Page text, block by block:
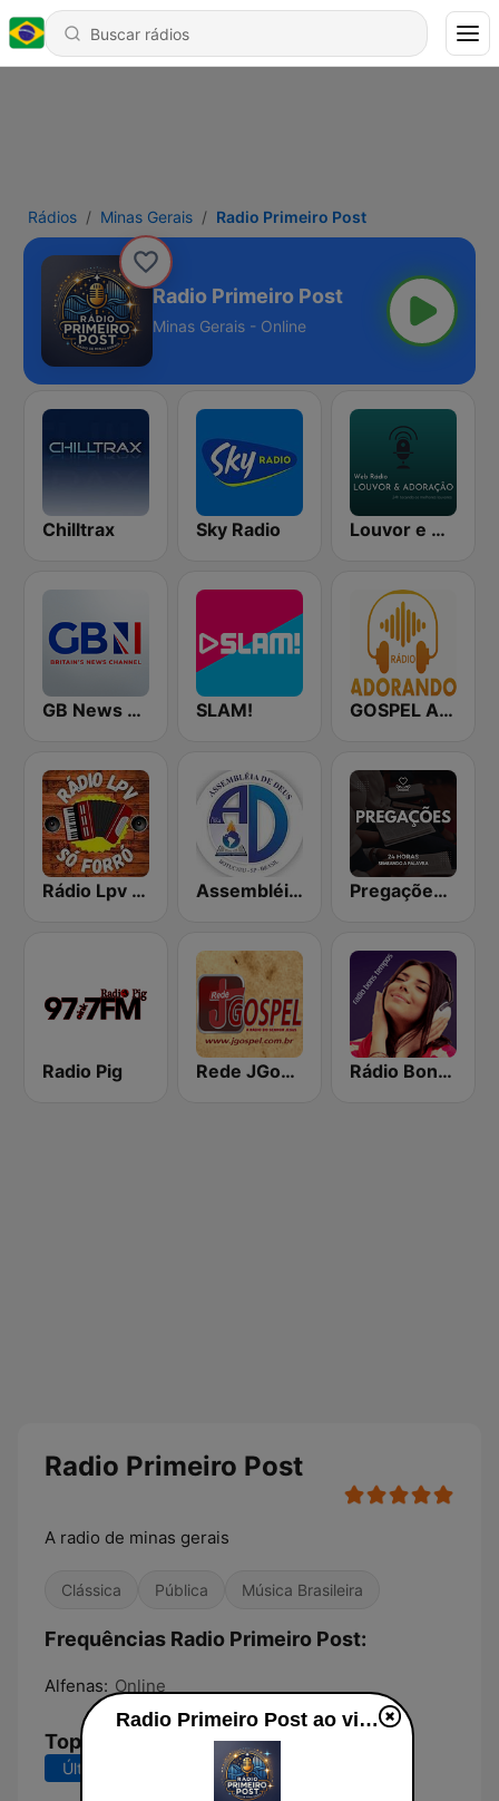
Rádios Minas Gerais Radio Primeiro Post
Radio Primeiro Post
Minas Gerais - Online
Chilltrax Sky Radio Louvor e Adoração
GB News Radio SLAM! GOSPEL ADORANDO
Rádio Lpv Só Forró Assembléia de Deus Pregações Web Rádio
Radio Pig Rede JGospel Rádio Bons Tempos
Radio Primeiro Post
A radio de minas gerais
Clássica Pública Música Brasileira
Frequências Radio Primeiro Post:
Alfenas: Online
Top Músicas
Últimos 7 dias Últimos 30 dias
Radio Primeiro Post ao vivo